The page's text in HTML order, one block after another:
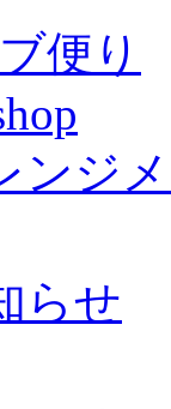
便り
ンジ
らせ